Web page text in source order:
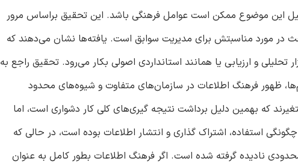
این موضوع ممکن است عوامل فرهنگی باشد. این تحقیق براساس مرور
در مورد مناسبتش برای مدیریت سوابق است. یافته‌ها نشان می‌دهند که
و ارزیابی یا همانند استانداردی اصولی بکار می‌رود. تحقیق راجع به
ظهور فرهنگ اطلاعات در سازمان‌های متفاوت و شیوه‌های محدود
که بهمین دلیل برداشت نتیجه گیری‌های کلی کار دشواری است، اما
استفاده، اشتراک گذاری و انتشار اطلاعات بوده است، در حالی که
نادیده گرفته شده است. اگر فرهنگ اطلاعات بطور کامل به عنوان